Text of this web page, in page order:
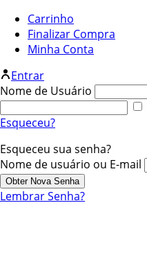
Carrinho
Finalizar Compra
Minha Conta
Entrar
Nome de Usuário
Esqueceu?
Esqueceu sua senha?
Nome de usuário ou E-mail
Lembrar Senha?